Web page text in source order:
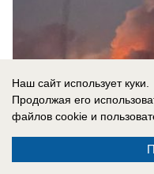
05.08.2026
Наш сайт использует куки.
Продолжая его
файлов cookie и